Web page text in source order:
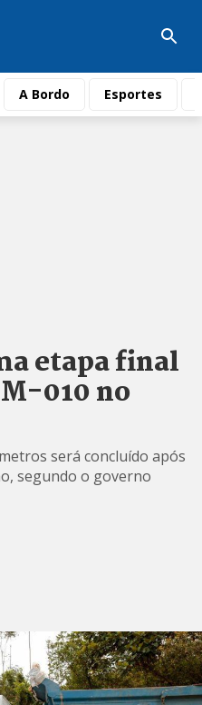
A Bordo Esportes
etapa final
010 no
será concluído após
segundo o governo